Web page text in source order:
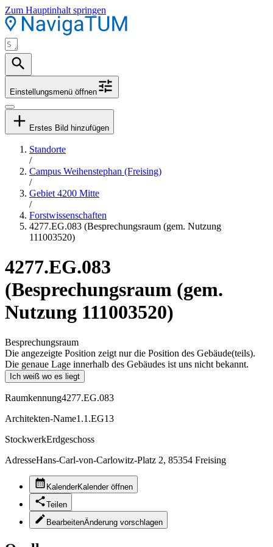
Zum Hauptinhalt springen
Einstellungsmenü öffnen
Erstes Bild hinzufügen
Standorte
/
Campus Weihenstephan (Freising)
/
Gebiet 4200 Mitte
/
Forstwissenschaften
4277.EG.083 (Besprechungsraum (gem. Nutzung
111003520)
4277.EG.083
(Besprechungsraum (gem.
Nutzung 111003520)
Besprechungsraum
Die angezeigte Position zeigt nur die Position des Gebäude(teils).
Die genaue Lage innerhalb des Gebäudes ist uns nicht bekannt.
Ich weiß wo es liegt
Raumkennung4277.EG.083
Architekten-Name1.1.EG13
StockwerkErdgeschoss
AdresseHans-Carl-von-Carlowitz-Platz 2, 85354 Freising
KalenderKalender öffnen
Teilen
BearbeitenÄnderung vorschlagen